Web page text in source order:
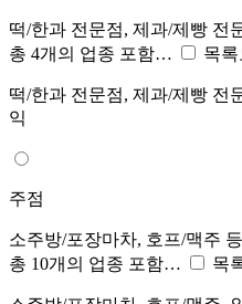
떡/한과 전문점, 제과/제빵 전
총 4개의 업종 포함…
목록
떡/한과 전문점, 제과/제빵 전
익
주점
소주방/포장마차, 호프/맥주 등
총 10개의 업종 포함…
목